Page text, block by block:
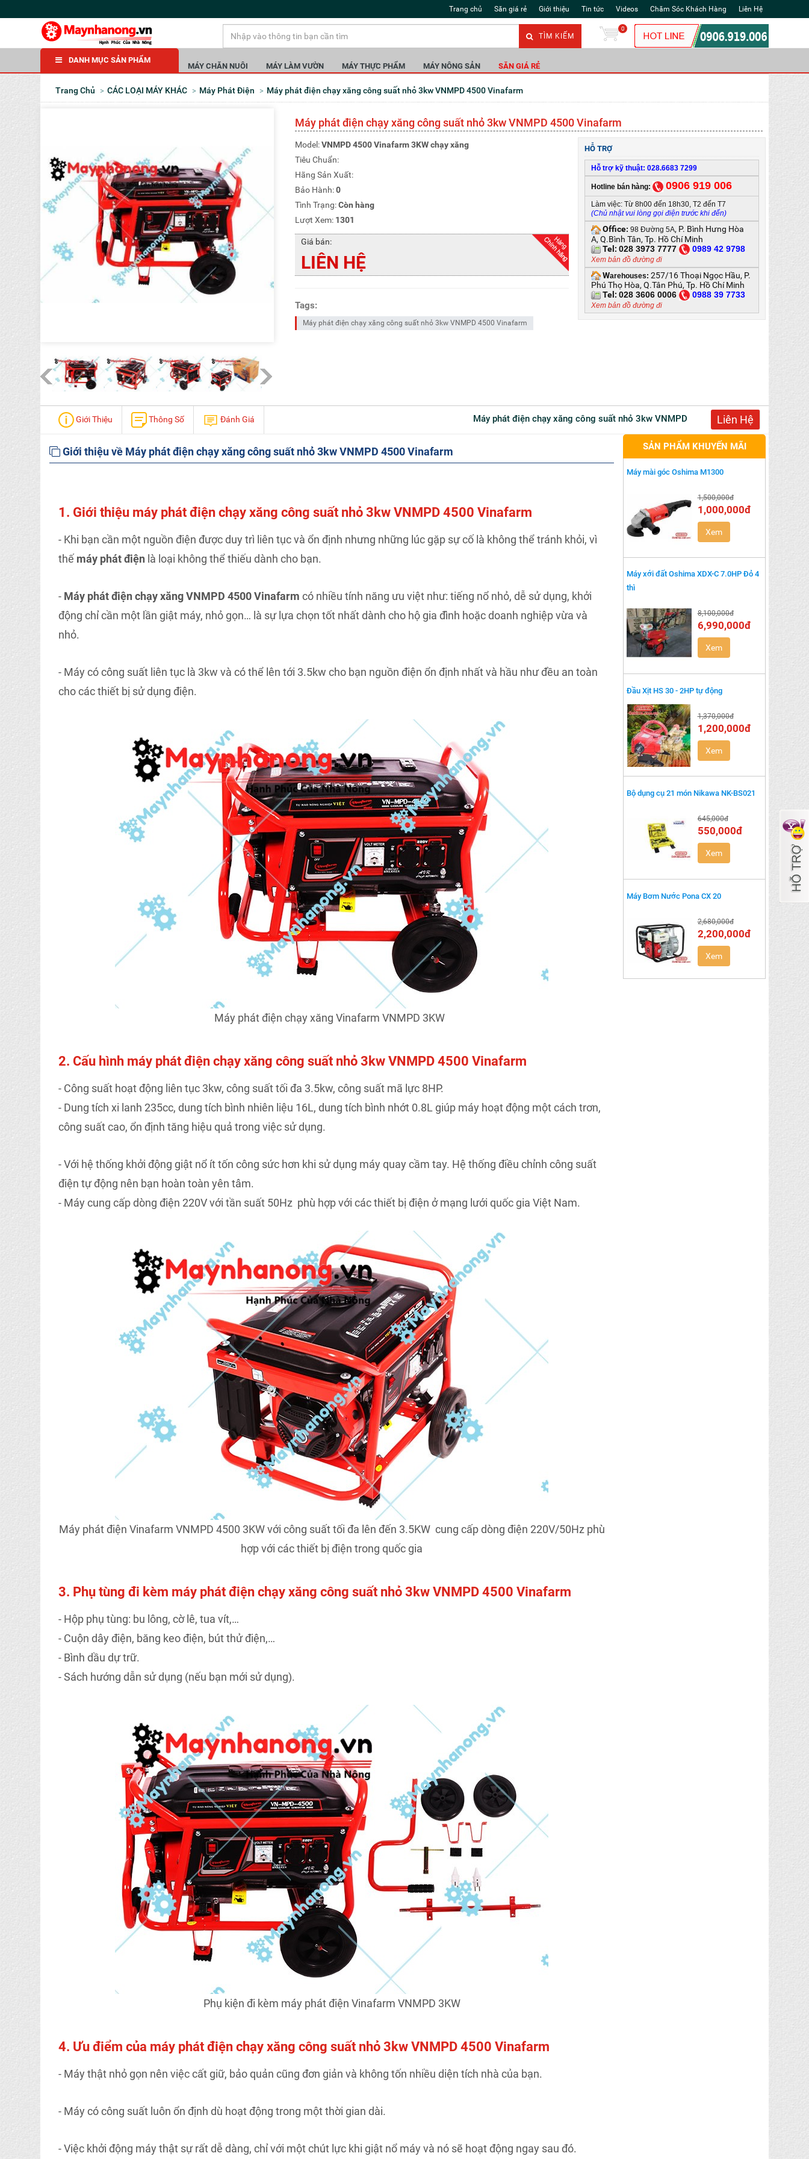
Trang chủ Săn giá rẻ Giới thiệu Tin tức Videos Chăm Sóc Khách Hàng Liên Hệ
TÌM KIẾM
0
DANH MỤC SẢN PHẨM
MÁY CHĂN NUÔI MÁY LÀM VƯỜN MÁY THỰC PHẨM MÁY NÔNG SẢN SĂN GIÁ RẺ
Trang Chủ CÁC LOẠI MÁY KHÁC Máy Phát Điện Máy phát điện chạy xăng công suất nhỏ 3kw VNMPD 4500 Vinafarm
Máy phát điện chạy xăng công suất nhỏ 3kw VNMPD 4500 Vinafarm
Model:VNMPD 4500 Vinafarm 3KW chạy xăng
Tiêu Chuẩn:
Hãng Sản Xuất:
Bảo Hành:0
Tình Trạng:Còn hàng
Lượt Xem: 1301
Giá bán:
LIÊN HỆ
Tags:
Máy phát điện chạy xăng công suất nhỏ 3kw VNMPD 4500 Vinafarm
HỖ TRỢ
Hỗ trợ kỹ thuật: 028.6683 7299
Hotline bán hàng: 0906 919 006
Làm việc: Từ 8h00 đến 18h30, T2 đến T7
(Chủ nhật vui lòng gọi điện trước khi đến)
Office: 98 Đường 5A, P. Bình Hưng Hòa
A, Q.Bình Tân, Tp. Hồ Chí Minh
Tel:028 3973 7777 0989 42 9798
Xem bản đồ đường đi
Warehouses: 257/16 Thoại Ngọc Hầu, P.
Phú Thọ Hòa, Q.Tân Phú, Tp. Hồ Chí Minh
Tel:028 3606 0006 0988 39 7733
Xem bản đồ đường đi
Giới Thiệu Thông Số Đánh Giá Máy phát điện chạy xăng công suất nhỏ 3kw VNMPD 4500 Vinafarm
Liên Hệ
Giới thiệu về Máy phát điện chạy xăng công suất nhỏ 3kw VNMPD 4500 Vinafarm
1. Giới thiệu máy phát điện chạy xăng công suất nhỏ 3kw VNMPD 4500 Vinafarm
- Khi bạn cần một nguồn điện được duy trì liên tục và ổn định nhưng những lúc gặp sự cố là không thể tránh khỏi, vì
thếmáy phát điện là loại không thể thiếu dành cho bạn.
- Máy phát điện chạy xăng VNMPD 4500 Vinafarm có nhiều tính năng ưu việt như: tiếng nổ nhỏ, dễ sử dụng, khởi
động chỉ cần một lần giật máy, nhỏ gọn… là sự lựa chọn tốt nhất dành cho hộ gia đình hoặc doanh nghiệp vừa và
nhỏ.
- Máy có công suất liên tục là 3kw và có thể lên tới 3.5kw cho bạn nguồn điện ổn định nhất và hầu như đều an toàn
cho các thiết bị sử dụng điện.
Máy phát điện chạy xăng Vinafarm VNMPD 3KW
2. Cấu hình máy phát điện chạy xăng công suất nhỏ 3kw VNMPD 4500 Vinafarm
- Công suất hoạt động liên tục 3kw, công suất tối đa 3.5kw, công suất mã lực 8HP.
- Dung tích xi lanh 235cc, dung tích bình nhiên liệu 16L, dung tích bình nhớt 0.8L giúp máy hoạt động một cách trơn,
công suất cao, ổn định tăng hiệu quả trong việc sử dụng.
- Với hệ thống khởi động giật nổ ít tốn công sức hơn khi sử dụng máy quay cầm tay. Hệ thống điều chỉnh công suất
điện tự động nên bạn hoàn toàn yên tâm.
- Máy cung cấp dòng điện 220V với tần suất 50Hz phù hợp với các thiết bị điện ở mạng lưới quốc gia Việt Nam.
Máy phát điện Vinafarm VNMPD 4500 3KW với công suất tối đa lên đến 3.5KW cung cấp dòng điện 220V/50Hz phù
hợp với các thiết bị điện trong quốc gia
3. Phụ tùng đi kèm máy phát điện chạy xăng công suất nhỏ 3kw VNMPD 4500 Vinafarm
- Hộp phụ tùng: bu lông, cờ lê, tua vít,…
- Cuộn dây điện, băng keo điện, bút thử điện,…
- Bình dầu dự trữ.
- Sách hướng dẫn sử dụng (nếu bạn mới sử dụng).
Phụ kiện đi kèm máy phát điện Vinafarm VNMPD 3KW
4. Ưu điểm của máy phát điện chạy xăng công suất nhỏ 3kw VNMPD 4500 Vinafarm
- Máy thật nhỏ gọn nên việc cất giữ, bảo quản cũng đơn giản và không tốn nhiều diện tích nhà của bạn.
- Máy có công suất luôn ổn định dù hoạt động trong một thời gian dài.
- Việc khởi động máy thật sự rất dễ dàng, chỉ với một chút lực khi giật nổ máy và nó sẽ hoạt động ngay sau đó.
SẢN PHẨM KHUYẾN MÃI
Máy mài góc Oshima M1300
1,500,000đ
1,000,000đ
Xem
Máy xới đất Oshima XDX-C 7.0HP Đỏ 4
thì
8,100,000đ
6,990,000đ
Xem
Đầu Xịt HS 30 - 2HP tự động
1,370,000đ
1,200,000đ
Xem
Bộ dụng cụ 21 món Nikawa NK-BS021
645,000đ
550,000đ
Xem
Máy Bơm Nước Pona CX 20
2,680,000đ
2,200,000đ
Xem